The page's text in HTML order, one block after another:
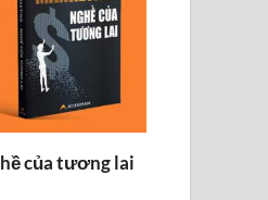
của tương lai